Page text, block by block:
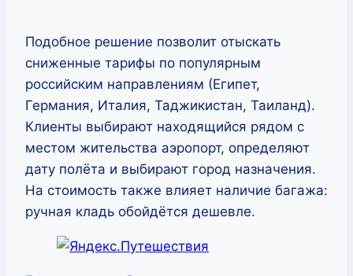
Подобное решение позволит отыскать
сниженные тарифы по популярным
российским направлениям (Египет,
Германия, Италия, Таджикистан, Таиланд).
Клиенты выбирают находящийся рядом с
местом жительства аэропорт, определяют
дату полёта и выбирают город назначения.
На стоимость также влияет наличие багажа:
ручная кладь обойдётся дешевле.